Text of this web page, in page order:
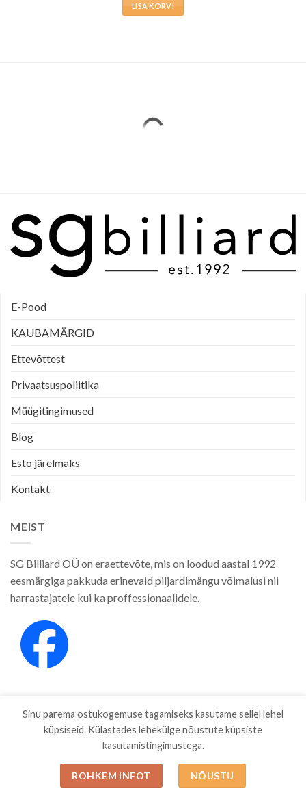
LISA KORVI
E-Pood
KAUBAMÄRGID
Ettevõttest
Privaatsuspoliitika
Müügitingimused
Blog
Esto järelmaks
Kontakt
MEIST
SG Billiard OÜ on eraettevõte, mis on loodud aastal 1992
eesmärgiga pakkuda erinevaid piljardimängu võimalusi nii
harrastajatele kui ka proffessionaalidele.
KAUBAMÄRGID ETTEVÕTTEST
PRIVAATSUSPOLIITIKA
Copyright 2026 © SGBILLIARD
Sinu parema ostukogemuse tagamiseks kasutame sellel lehel
küpsiseid. Külastades lehekülge nõustute küpsiste
kasutamistingimustega.
ROHKEM INFOT NÕUSTU